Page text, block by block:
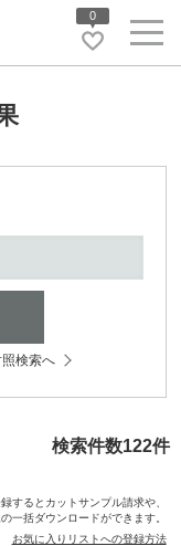
0
検索へ
検索件数122件
するとカットサンプル請求や、
一括ダウンロードができます。
お気に入りリストへの登録方法